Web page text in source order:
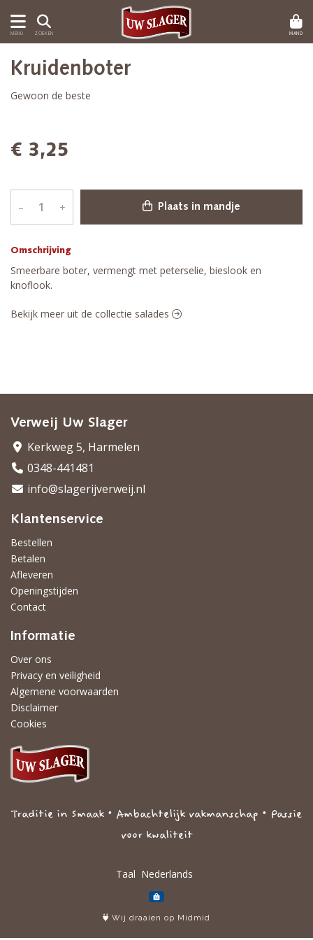
MENU ZOEKEN MAND
Omschrijving
Smeerbare boter, vermengt met peterselie, bieslook en
knoflook.
Kruidenboter
Gewoon de beste
€ 3,25
– + Plaats in mandje
Bekijk meer uit de collectie salades
Verweij Uw Slager
Kerkweg 5, Harmelen
0348-441481
info@slagerijverweij.nl
Klantenservice
Bestellen
Betalen
Afleveren
Openingstijden
Contact
Informatie
Over ons
Privacy en veiligheid
Algemene voorwaarden
Disclaimer
Cookies
Traditie in Smaak • Ambachtelijk vakmanschap • Passie
voor kwaliteit
Taal
Wij draaien op Midmid